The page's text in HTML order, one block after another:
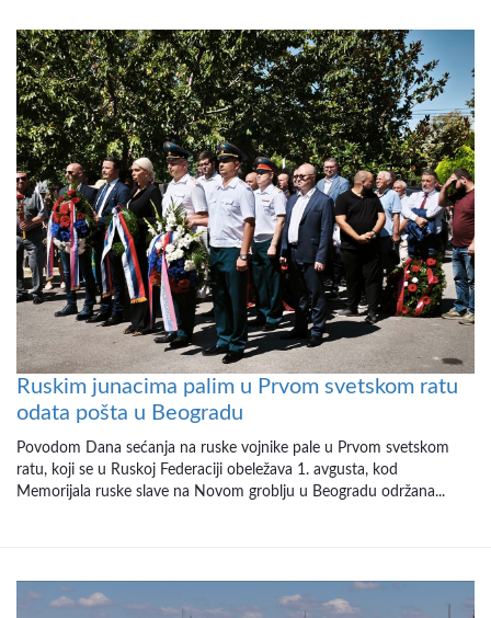
Ruskim junacima palim u Prvom svetskom ratu
odata pošta u Beogradu
Povodom Dana sećanja na ruske vojnike pale u Prvom svetskom
ratu, koji se u Ruskoj Federaciji obeležava 1. avgusta, kod
Memorijala ruske slave na Novom groblju u Beogradu održana...